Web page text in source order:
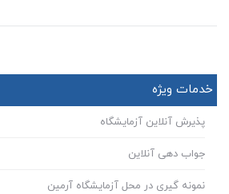
خدمات ویژه
پذیرش آنلاین آزمایشگاه
جواب دهی آنلاین
نمونه گیری در محل آزمایشگاه آرمین